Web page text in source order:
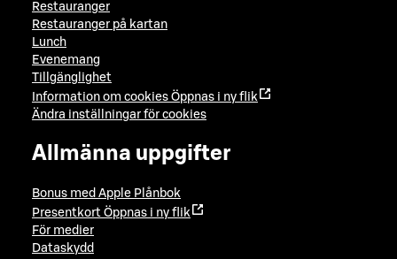
Restauranger
Restauranger på kartan
Lunch
Evenemang
Tillgänglighet
Information om cookies Öppnas i ny flik
Ändra inställningar för cookies
Allmänna uppgifter
Bonus med Apple Plånbok
Presentkort Öppnas i ny flik
För medier
Dataskydd